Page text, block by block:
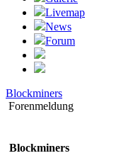
Livemap
News
Forum
Blockminers
Forenmeldung
Blockminers